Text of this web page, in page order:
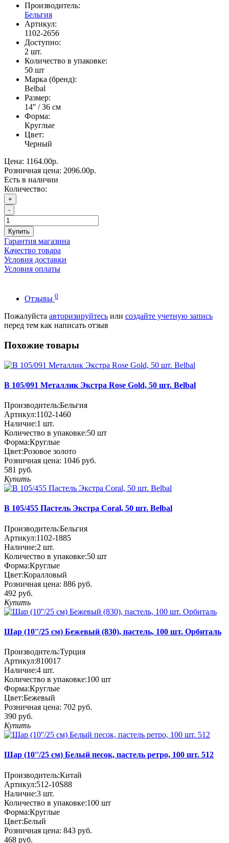
Производитель:
Бельгия
Артикул:
1102-2656
Доступно:
2 шт.
Количество в упаковке:
50 шт
Марка (бренд):
Belbal
Размер:
14'' / 36 см
Форма:
Круглые
Цвет:
Черный
Цена: 1164.00р.
Розничная цена: 2096.00р.
Есть в наличии
Количество:
+
-
Купить
Гарантия магазина
Качество товара
Условия доставки
Условия оплаты
Отзывы 0
Пожалуйста авторизируйтесь или создайте учетную запись
перед тем как написать отзыв
Похожие товары
В 105/091 Металлик Экстра Rose Gold, 50 шт. Belbal
Производитель:Бельгия
Артикул:1102-1460
Наличие:1 шт.
Количество в упаковке:50 шт
Форма:Круглые
Цвет:Розовое золото
Розничная цена: 1046 руб.
581 руб.
Купить
В 105/455 Пастель Экстра Coral, 50 шт. Belbal
Производитель:Бельгия
Артикул:1102-1885
Наличие:2 шт.
Количество в упаковке:50 шт
Форма:Круглые
Цвет:Коралловый
Розничная цена: 886 руб.
492 руб.
Купить
Шар (10''/25 см) Бежевый (830), пастель, 100 шт. Орбиталь
Производитель:Турция
Артикул:810017
Наличие:4 шт.
Количество в упаковке:100 шт
Форма:Круглые
Цвет:Бежевый
Розничная цена: 702 руб.
390 руб.
Купить
Шар (10''/25 см) Белый песок, пастель ретро, 100 шт. 512
Производитель:Китай
Артикул:512-10S88
Наличие:3 шт.
Количество в упаковке:100 шт
Форма:Круглые
Цвет:Белый
Розничная цена: 843 руб.
468 руб.